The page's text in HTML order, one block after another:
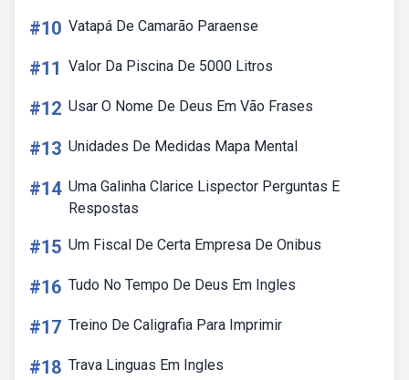
#10 Vatapá De Camarão Paraense
#11 Valor Da Piscina De 5000 Litros
#12 Usar O Nome De Deus Em Vão Frases
#13 Unidades De Medidas Mapa Mental
#14 Uma Galinha Clarice Lispector Perguntas E
Respostas
#15 Um Fiscal De Certa Empresa De Onibus
#16 Tudo No Tempo De Deus Em Ingles
#17 Treino De Caligrafia Para Imprimir
#18 Trava Linguas Em Ingles